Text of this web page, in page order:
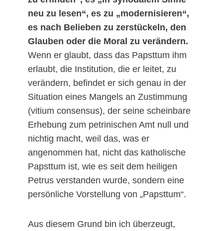
neu zu lesen“, es zu „modernisieren“,
es nach Belieben zu zerstückeln, den
Glauben oder die Moral zu verändern.
Wenn er glaubt, dass das Papsttum ihm
erlaubt, die Institution, die er leitet, zu
verändern, befindet er sich genau in der
Situation eines Mangels an Zustimmung
(vitium consensus), der seine scheinbare
Erhebung zum petrinischen Amt null und
nichtig macht, weil das, was er
angenommen hat, nicht das katholische
Papsttum ist, wie es seit dem heiligen
Petrus verstanden wurde, sondern eine
persönliche Vorstellung von „Papsttum“.
Aus diesem Grund bin ich überzeugt,